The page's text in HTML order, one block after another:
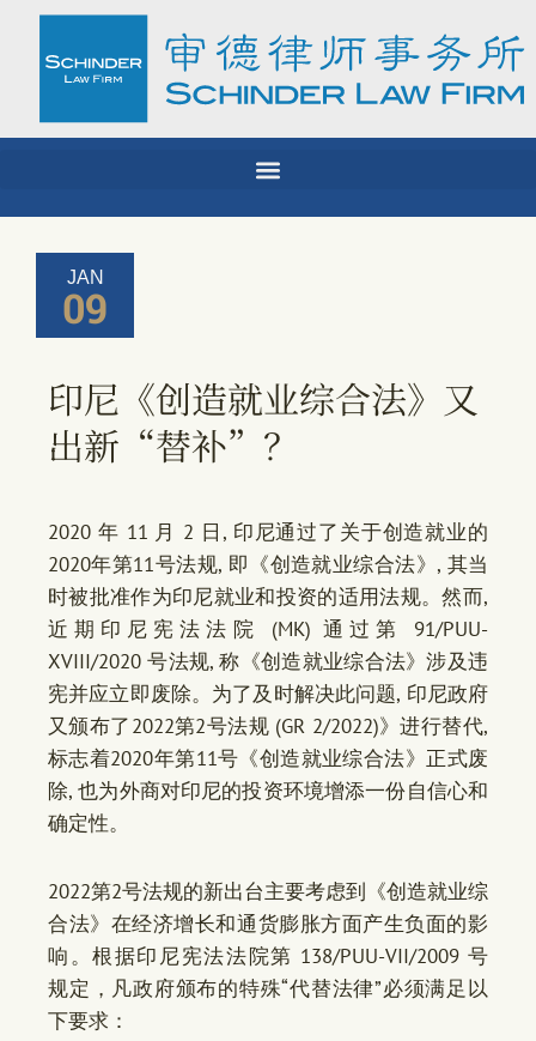
content
JAN
09
印尼《创造就业综合法》又
出新“替补”？
2020 年 11 月 2 日, 印尼通过了关于创造就业的
2020年第11号法规, 即《创造就业综合法》, 其当
时被批准作为印尼就业和投资的适用法规。然而,
近期印尼宪法法院 (MK) 通过第 91/PUU-
XVIII/2020 号法规, 称《创造就业综合法》涉及违
宪并应立即废除。为了及时解决此问题, 印尼政府
又颁布了2022第2号法规 (GR 2/2022)》进行替代,
标志着2020年第11号《创造就业综合法》正式废
除, 也为外商对印尼的投资环境增添一份自信心和
确定性。
2022第2号法规的新出台主要考虑到《创造就业综
合法》在经济增长和通货膨胀方面产生负面的影
响。根据印尼宪法法院第 138/PUU-VII/2009 号
规定，凡政府颁布的特殊“代替法律”必须满足以
下要求：